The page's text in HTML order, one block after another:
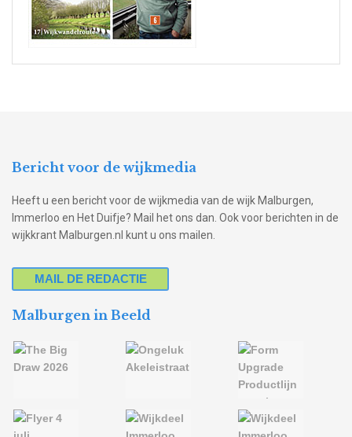
Bericht voor de wijkmedia
Heeft u een bericht voor de wijkmedia van de wijk Malburgen,
Immerloo en Het Duifje? Mail het ons dan. Ook voor berichten in de
wijkkrant Malburgen.nl kunt u ons mailen.
MAIL DE REDACTIE
Malburgen in Beeld